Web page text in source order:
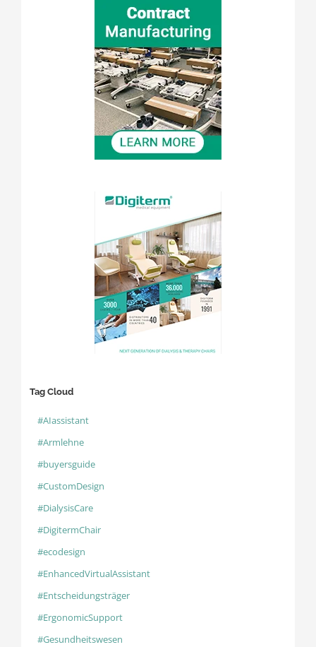
Tag Cloud
#AIassistant
#Armlehne
#buyersguide
#CustomDesign
#DialysisCare
#DigitermChair
#ecodesign
#EnhancedVirtualAssistant
#Entscheidungsträger
#ErgonomicSupport
#Gesundheitswesen